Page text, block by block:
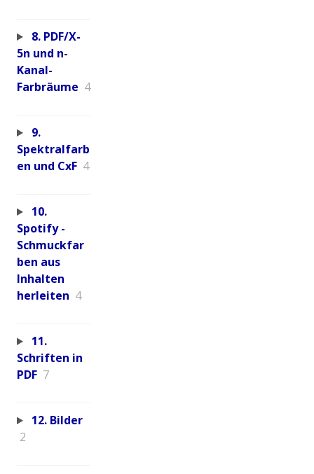
8. PDF/X-
5n und n-
Kanal-
Farbräume 4
9.
Spektralfarb
en und CxF 4
10.
Spotify -
Schmuckfar
ben aus
Inhalten
herleiten 4
11.
Schriften in
PDF 7
12. Bilder
2